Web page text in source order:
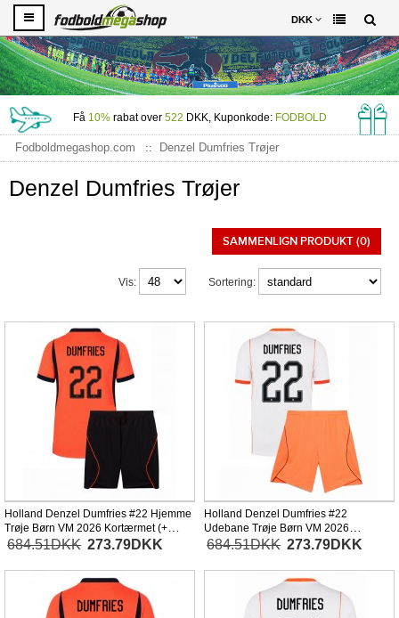
DKK
Få 10%rabat over 522 DKK, Kuponkode: FODBOLD
Fodboldmegashop.com Denzel Dumfries Trøjer
Denzel Dumfries Trøjer
SAMMENLIGN PRODUKT (0)
Sortering:
Vis:
Holland Denzel Dumfries #22 Hjemme
Trøje Børn VM 2026 Kortærmet (+
Korte bukser)
684.51DKK 273.79DKK
Holland Denzel Dumfries #22
Udebane Trøje Børn VM 2026
Kortærmet (+ Korte bukser)
684.51DKK 273.79DKK